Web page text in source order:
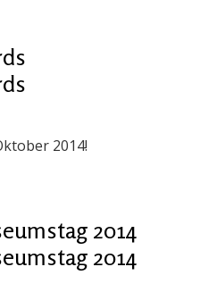
2014!
2014
2014